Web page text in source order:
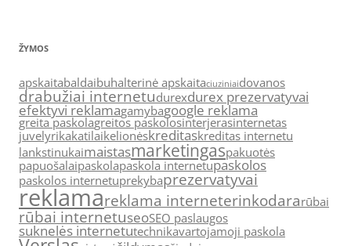
ŽYMOS
apskaitabaldaibuhalterinė apskaitaciuziniaidovanos
drabužiai internetudurexdurex prezervatyvai
efektyvi reklamagamybagoogle reklama
greita paskolagreitos paskolosinterjerasinternetas
juvelyrikakatilaikelionėskreditaskreditas internetu
lankstinukaimaistasmarketingaspakuotės
papuošalaipaskolapaskola internetupaskolos
paskolos internetuprekybaprezervatyvai
reklamareklama interneterinkodararūbai
rūbai internetuseoSEO paslaugos
suknelės internetutechnikavartojamoji paskola